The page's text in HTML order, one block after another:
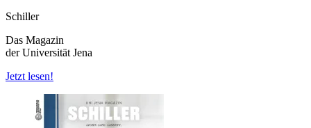
Schiller
Das Magazin
der Universität Jena
Jetzt lesen!